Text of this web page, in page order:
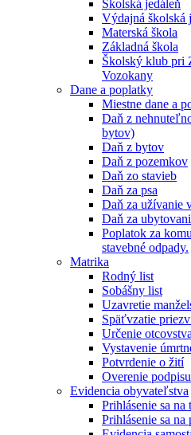
Školská jedáleň
Výdajná školská
Materská škola
Základná škola
Školský klub pri
Vozokany
Dane a poplatky
Miestne dane a
Daň z
bytov)
Daň z bytov
Daň z pozemkov
Daň zo stavieb
Daň za psa
Daň za užívanie
Daň za
Poplatok za
stavebné odpady.
Matrika
Rodný list
Sobášny list
Uzavretie
Späťvzatie
Určenie otcovstva
Vystavenie
Potvrdenie o žití
Overenie
Evidencia obyvateľstva
Prihlásenie sa
Prihlásenie sa